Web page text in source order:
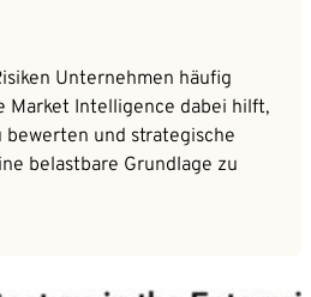
Unternehmen häufig
Market Intelligence dabei hilft,
bewerten und strategische
belastbare Grundlage zu